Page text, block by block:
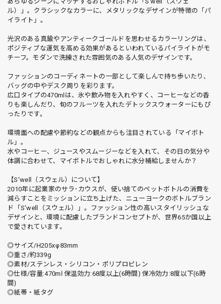
ル）」。クラシックなカラーに、メタリックなデザインが特徴の「パ
イライト」。
光沢のある真鍮やアンティークゴールドを思わせるカラーリングは、
ポジティブな運気を高める効果があるといわれているパイライトがモ
チーフ。モダンで洗練された雰囲気のある人気のデザインです。
ファッションのコーディネートの一部として楽しんで持ち歩いたり、
バッグの中やデスク周りを彩ります。
広口タイプの470mlは、氷や飲み物を入れやすく、コーヒーなどの香
りも楽しんだり、旬のフルーツを入れたデトックスウォーターにもぴ
ったりです。
環境面への配慮や節約などの観点からも注目されている「マイボト
ル」。
水やコーヒー、ジュースやスムージーなどを入れて、その日の気分や
体調に合わせて、マイボトルでおしゃれに水分補給しませんか？
【S'well（スウェル）について】
2010年に起業家のサラ･カウスが、使い捨てのペットボトルの消費を
減らすことをミッションに立ち上げた、ニューヨークのボトルブラン
ド「S'well（スウェル）」。ファッション性の高いスタイリッシュな
デザインと、環境に配慮したブランドコンセプトが、世界65か国以上
で愛されています。
◎サイズ/H205xφ83mm
◎重さ/約339g
◎素材/ステンレス・シリコン・ポリプロピレン
◎仕様/容量:470ml 保温効力:68度以上(6時間) 保冷効力:8度以下(6時
間)
◎紙帯・紙タグ